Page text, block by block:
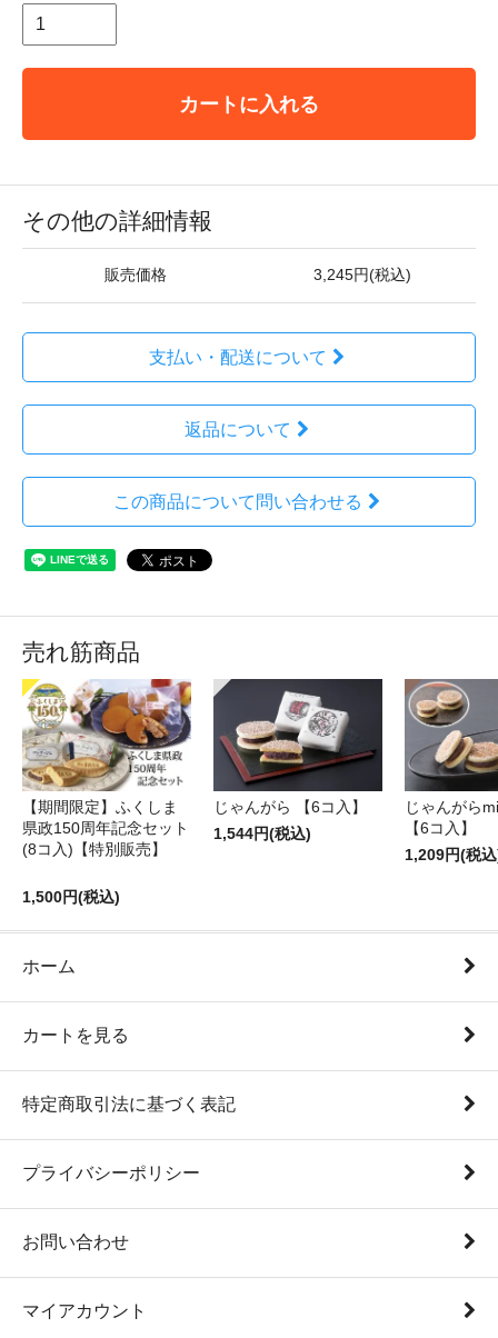
カートに入れる
その他の詳細情報
販売価格 3,245円(税込)
支払い・配送について
返品について
この商品について問い合わせる
売れ筋商品
【期間限定】ふくしま
県政150周年記念セット
(8コ入)【特別販売】
1,500円(税込)
じゃんがら 【6コ入】
1,544円(税込)
じゃんがら
【6コ入】
1,209円(税
ホーム
カートを見る
特定商取引法に基づく表記
プライバシーポリシー
お問い合わせ
マイアカウント